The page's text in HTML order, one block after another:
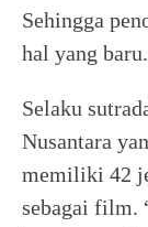
Sehingga
hal yang baru.
Selaku
Nusantara
memiliki 42
sebagai film.